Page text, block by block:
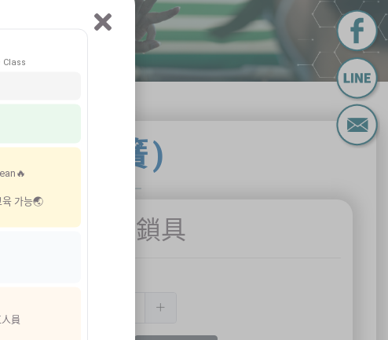
鎖(彈簧)
斷能安全鎖具
육 가능🌏
員